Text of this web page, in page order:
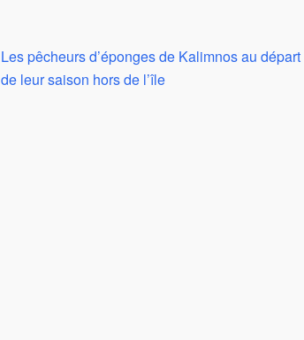
Les pêcheurs d’éponges de Kalimnos au départ
de leur saison hors de l’île